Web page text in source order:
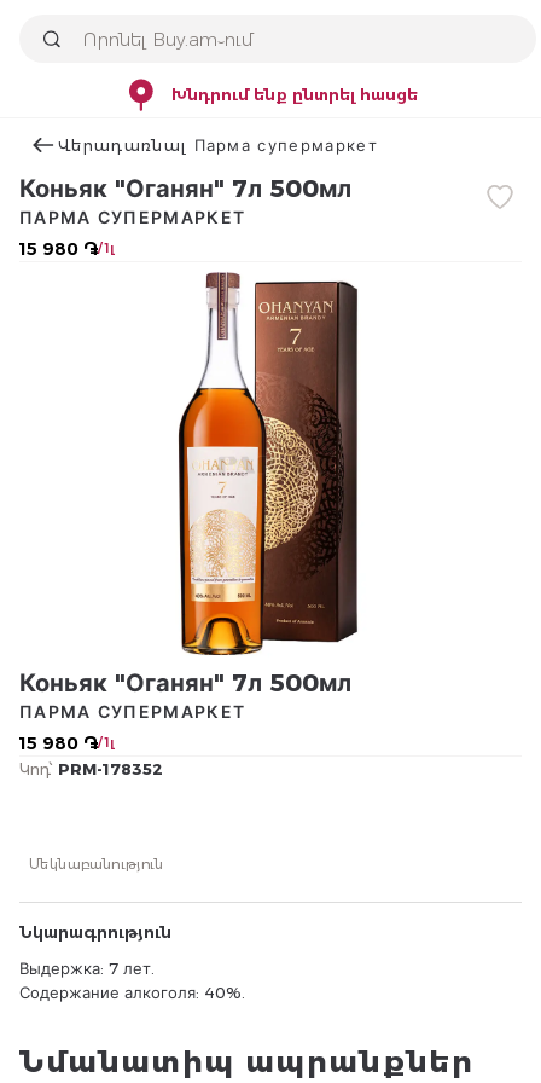
Խնդրում ենք ընտրել հասցե
Վերադառնալ Парма супермаркет
Коньяк "Оганян" 7л 500мл
15 980 ֏/ 1լ
ПАРМА СУПЕРМАРКЕТ
Коньяк "Оганян" 7л 500мл
15 980 ֏/ 1լ
ПАРМА СУПЕРМАРКЕТ
Կոդ՝ PRM-178352
Մեկնաբանություն
Նկարագրություն
Выдержка: 7 лет.
Содержание алкоголя: 40%.
Նմանատիպ ապրանքներ